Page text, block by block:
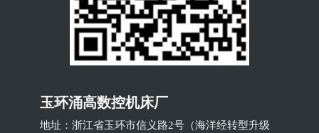
玉环涌高数控机床厂
地址：浙江省玉环市信义路2号（海洋经转型升级